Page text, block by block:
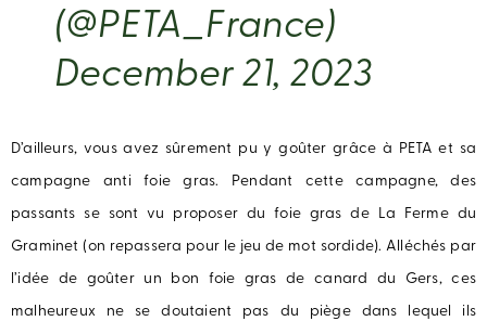
(@PETA_France)
December 21, 2023
D’ailleurs, vous avez sûrement pu y goûter grâce à PETA et sa
campagne anti foie gras. Pendant cette campagne, des
passants se sont vu proposer du foie gras de La Ferme du
Graminet (on repassera pour le jeu de mot sordide). Alléchés par
l’idée de goûter un bon foie gras de canard du Gers, ces
malheureux ne se doutaient pas du piège dans lequel ils